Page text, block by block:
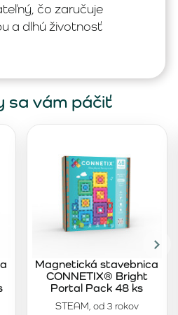
čo zaručuje
a dlhú životnosť
sa vám páčiť
STEAM, od 3 rokov
Magnetická stavebnica
CONNETIX® Bright
Portal Pack 48 ks